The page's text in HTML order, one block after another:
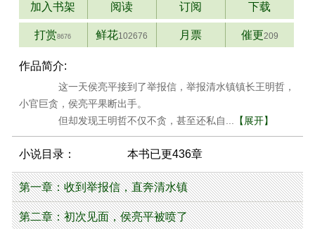
加入书架 阅读 订阅 下载
打赏8676 鲜花102676 月票 催更209
作品简介:
这一天侯亮平接到了举报信，举报清水镇镇长王明哲，
小官巨贪，侯亮平果断出手。
但却发现王明哲不仅不贪，甚至还私自...
【展开】
小说目录： 本书已更436章
第一章：收到举报信，直奔清水镇
第二章：初次见面，侯亮平被喷了